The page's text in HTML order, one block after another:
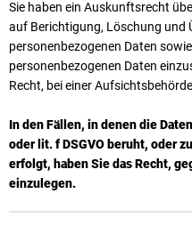
Sie haben ein Auskunftsrecht
auf Berichtigung, Löschung und
personenbezogenen Daten
personenbezogenen Daten
Recht, bei einer
In den Fällen, in denen die
oder lit. f DSGVO beruht, oder
erfolgt, haben Sie das Recht,
einzulegen.